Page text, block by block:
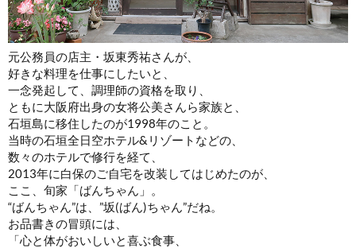
元公務員の店主・坂東秀祐さんが、
好きな料理を仕事にしたいと、
一念発起して、調理師の資格を取り、
ともに大阪府出身の女将公美さんら家族と、
石垣島に移住したのが1998年のこと。
当時の石垣全日空ホテル&リゾートなどの、
数々のホテルで修行を経て、
2013年に白保のご自宅を改装してはじめたのが、
ここ、旬家「ばんちゃん」。
“ばんちゃん”は、”坂(ばん)ちゃん”だね。
お品書きの冒頭には、
「心と体がおいしいと喜ぶ食事、